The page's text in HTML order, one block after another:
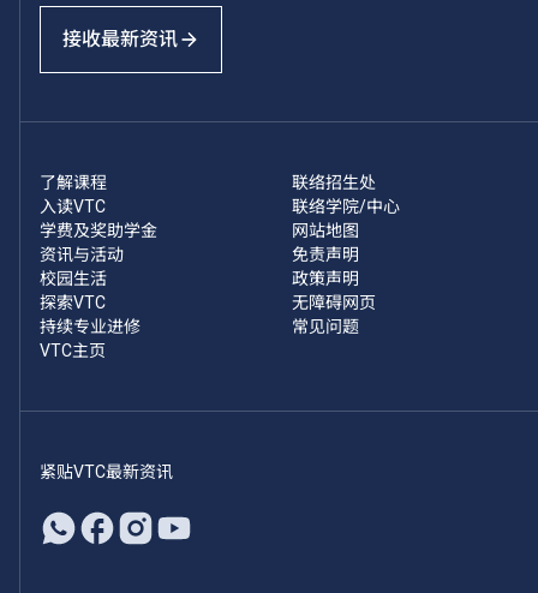
接收最新资讯
了解课程
入读VTC
学费及奖助学金
资讯与活动
校园生活
探索VTC
持续专业进修
VTC主页
联络招生处
联络学院/中心
网站地图
免责声明
政策声明
无障碍网页
常见问题
紧贴VTC最新资讯